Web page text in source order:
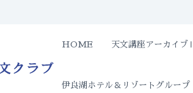
伊
遮
の
HOME 天文講座アーカイブⅡ
伊良湖ホテル＆リゾートグループ